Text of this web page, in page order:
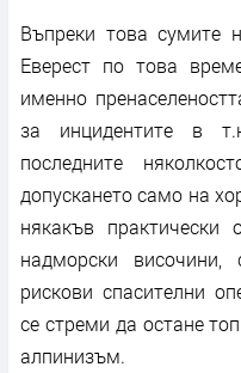
Въпреки това сумите
Еверест по това
именно
за инцидентите в
последните
допускането само на
някакъв
надморски
рискови спасителни
се стреми да остане
алпинизъм.